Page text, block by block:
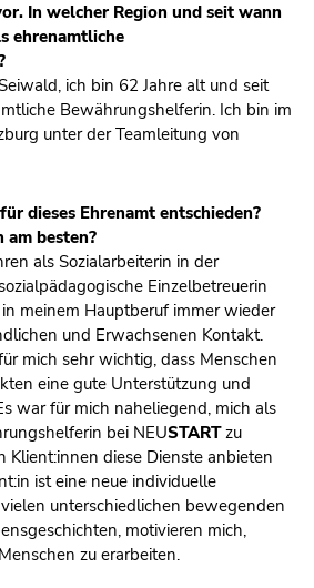
In welcher Region und seit wann
ehrenamtliche
ich bin 62 Jahre alt und seit
Bewährungshelferin. Ich bin im
unter der Teamleitung von
dieses Ehrenamt entschieden?
besten?
als Sozialarbeiterin in der
Einzelbetreuerin
meinem Hauptberuf immer wieder
und Erwachsenen Kontakt.
mich sehr wichtig, dass Menschen
eine gute Unterstützung und
war für mich naheliegend, mich als
bei NEUSTARTzu
Klient:innen diese Dienste anbieten
ist eine neue individuelle
unterschiedlichen bewegenden
motivieren mich,
zu erarbeiten.